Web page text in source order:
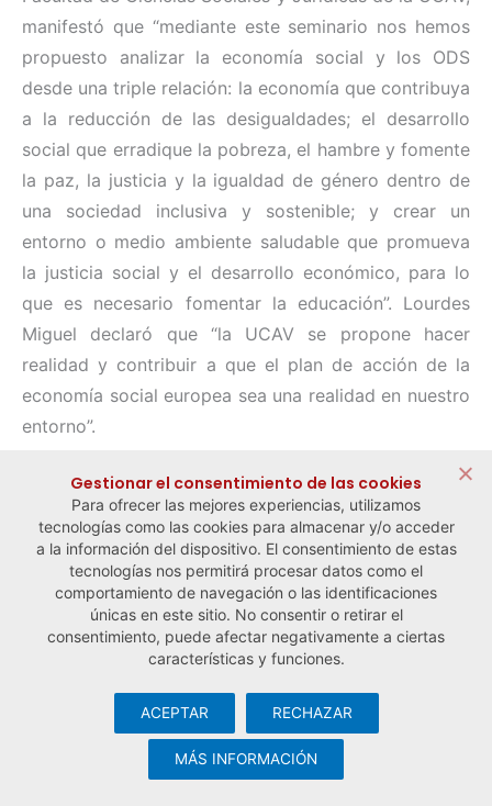
manifestó que “mediante este seminario nos hemos
propuesto analizar la economía social y los ODS
desde una triple relación: la economía que contribuya
a la reducción de las desigualdades; el desarrollo
social que erradique la pobreza, el hambre y fomente
la paz, la justicia y la igualdad de género dentro de
una sociedad inclusiva y sostenible; y crear un
entorno o medio ambiente saludable que promueva
la justicia social y el desarrollo económico, para lo
que es necesario fomentar la educación”. Lourdes
Miguel declaró que “la UCAV se propone hacer
realidad y contribuir a que el plan de acción de la
economía social europea sea una realidad en nuestro
entorno”.
← Noticia anterior Noticia siguiente →
© Observatorio Español de la Economía Social y del Trabajo
Aviso legal y política de privacidad
cookies· Desarrollo web:Visualco
Gestionar el consentimiento de las cookies
Para ofrecer las mejores experiencias, utilizamos
tecnologías como las cookies para almacenar y/o acceder
a la información del dispositivo. El consentimiento de estas
tecnologías nos permitirá procesar datos como el
comportamiento de navegación o las identificaciones
únicas en este sitio. No consentir o retirar el
consentimiento, puede afectar negativamente a ciertas
características y funciones.
ACEPTAR RECHAZAR
MÁS INFORMACIÓN